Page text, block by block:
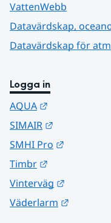
VattenWebb
Datavärdskap,
Datavärdskap för
Logga in
AQUA
SIMAIR
SMHI Pro
Timbr
Vinterväg
Väderlarm